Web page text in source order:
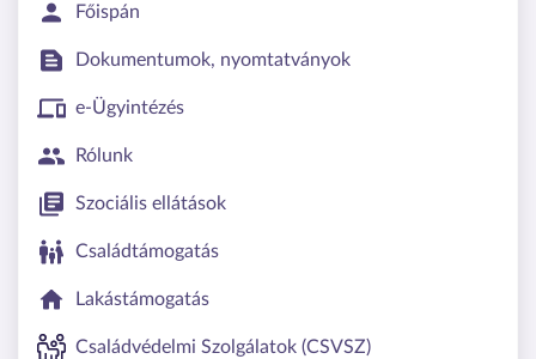
Főispán
Dokumentumok, nyomtatványok
e-Ügyintézés
Rólunk
Szociális ellátások
Családtámogatás
Lakástámogatás
Családvédelmi Szolgálatok (CSVSZ)